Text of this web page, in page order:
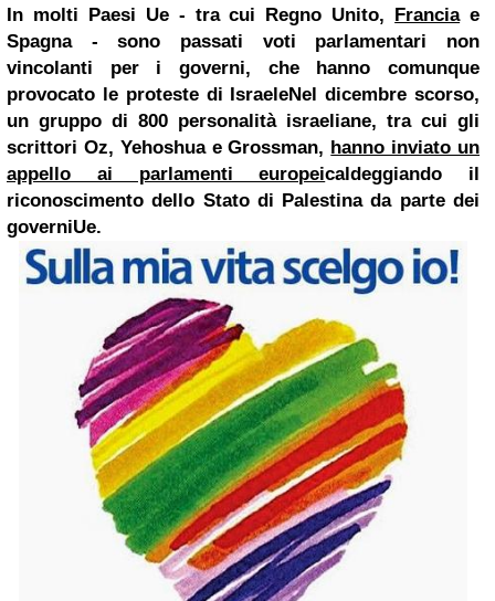
In molti Paesi Ue - tra cui Regno Unito, Franciae
Spagna - sono passati voti parlamentari non
vincolanti per i governi, che hanno comunque
provocato le proteste di IsraeleNel dicembre scorso,
un gruppo di 800 personalità israeliane, tra cui gli
scrittori Oz, Yehoshua e Grossman, hanno inviato un
appello ai parlamenti europeicaldeggiando il
riconoscimento dello Stato di Palestina da parte dei
governiUe.